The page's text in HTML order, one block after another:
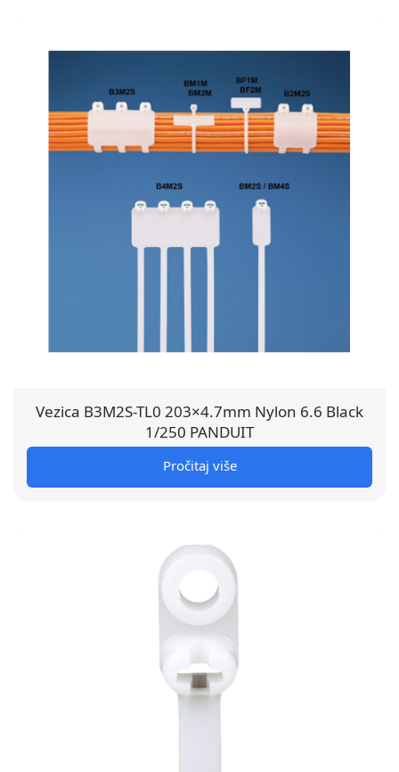
Vezica B3M2S-TL0 203×4.7mm Nylon 6.6 Black
1/250 PANDUIT
Pročitaj više